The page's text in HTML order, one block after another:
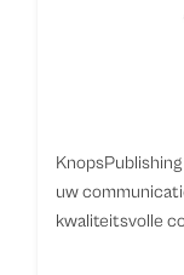
uw
kwaliteitsvolle